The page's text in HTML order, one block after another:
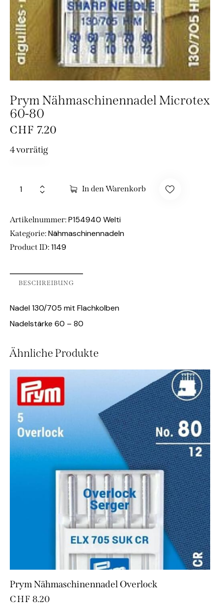
Prym Nähmaschinennadel Microtex
60-80
CHF 7.20
4 vorrätig
In den Warenkorb
Artikelnummer: P154940 Welti
Kategorie: Nähmaschinennadeln
Product ID: 1149
BESCHREIBUNG
Nadel 130/705 mit Flachkolben
Nadelstärke 60 – 80
Ähnliche Produkte
Prym Nähmaschinennadel Overlock
CHF 8.20